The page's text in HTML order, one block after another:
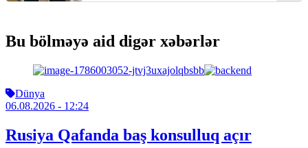
Bu bölməyə aid digər xəbərlər
Dünya
06.08.2026 - 12:24
Rusiya Qafanda baş konsulluq açır